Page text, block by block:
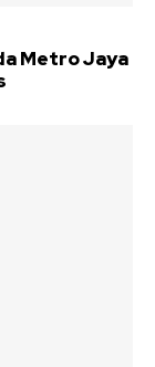
Metro Jaya